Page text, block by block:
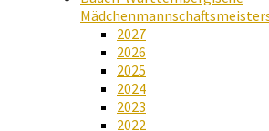
2027
2026
2025
2024
2023
2022